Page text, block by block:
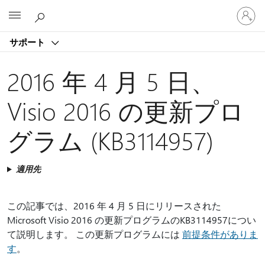
サポート
ア
カ
ウ
ン
イ
2016 年 4 月 5 日、
Visio 2016 の更新プロ
グラム (KB3114957)
適用先
この記事では、2016 年 4 月 5 日にリリースされた
Microsoft Visio 2016 の更新プログラムのKB3114957につい
て説明します。 この更新プログラムには 前提条件がありま
す。